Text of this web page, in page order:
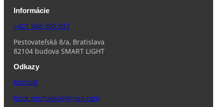
Informácie
+421 948 300 937
Pestovateľská 8/a, Bratislava
82104 budova SMART LIGHT
Odkazy
Kontakt
tibor.michalko@gmail.com